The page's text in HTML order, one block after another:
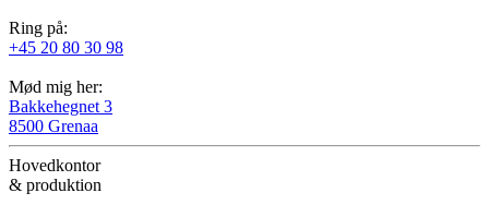
Ring på:
+45 20 80 30 98
Mød mig her:
Bakkehegnet 3
8500 Grenaa
Hovedkontor
& produktion